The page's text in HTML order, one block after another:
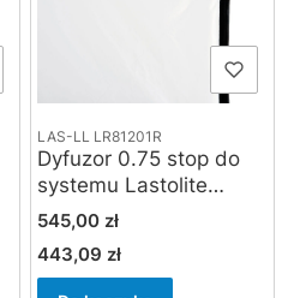
LAS-LL LR81201R
Dyfuzor 0.75 stop do
systemu Lastolite
Skylite Rapid 1.1 x 2 m
Cena
545,00 zł
Cena
443,09 zł